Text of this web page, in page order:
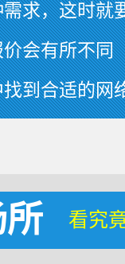
求，这时就
会有所不同
到合适的网
看究